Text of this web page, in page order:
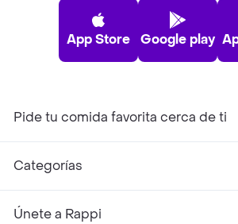
App Store Google play
Pide tu comida favorita cerca de ti
Categorías
Únete a Rappi